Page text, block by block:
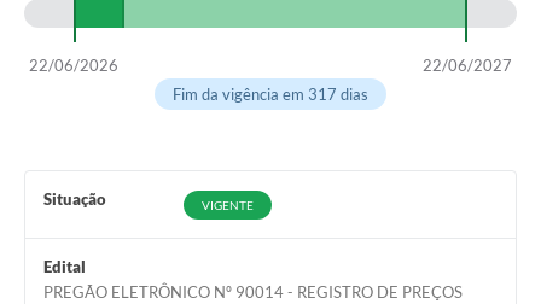
22/06/2026
22/06/2027
Fim da vigência em 317 dias
Situação VIGENTE
Edital
PREGÃO ELETRÔNICO Nº 90014 - REGISTRO DE PREÇOS